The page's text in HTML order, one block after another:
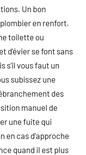
Un bon
en renfort.
toilette ou
d’évier se font sans
s’il vous faut un
subissez une
des
manuel de
une fuite qui
en cas d’approche
quand il est plus